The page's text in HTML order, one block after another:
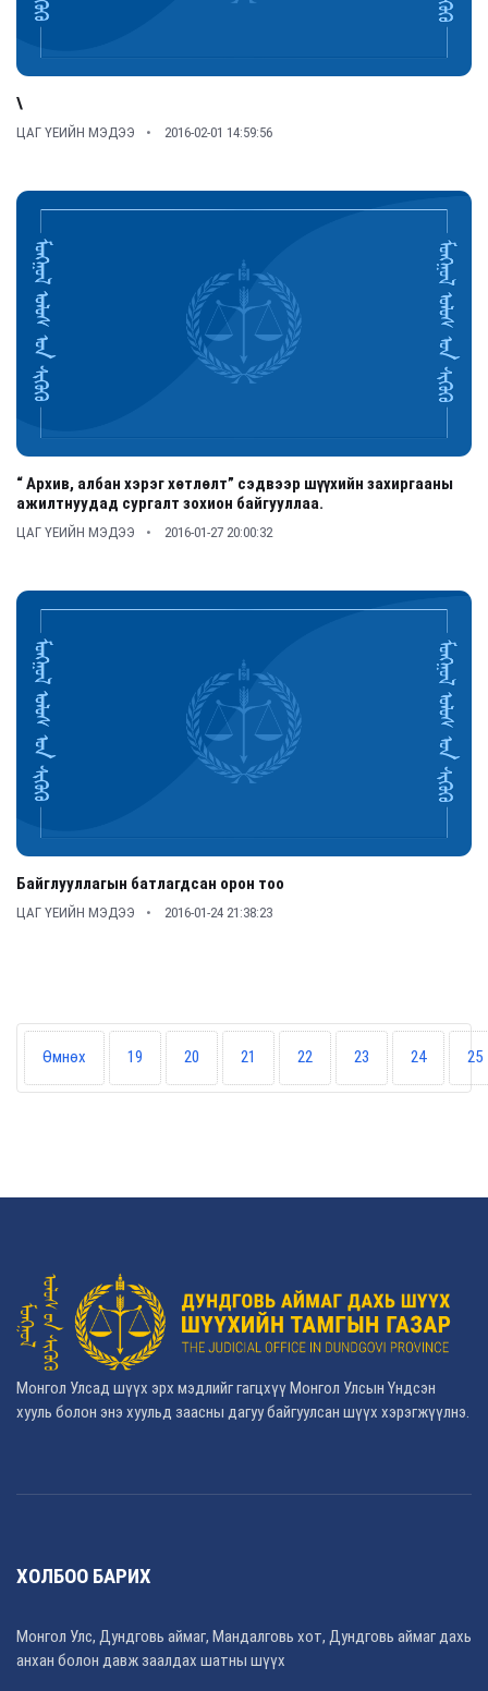
\
ЦАГ ҮЕИЙН МЭДЭЭ 2016-02-01 14:59:56
“ Архив, албан хэрэг хөтлөлт” сэдвээр шүүхийн захиргааны
ажилтнуудад сургалт зохион байгууллаа.
ЦАГ ҮЕИЙН МЭДЭЭ 2016-01-27 20:00:32
Байглууллагын батлагдсан орон тоо
ЦАГ ҮЕИЙН МЭДЭЭ 2016-01-24 21:38:23
Өмнөх 19 20 21 22 23 24 25
Монгол Улсад шүүх эрх мэдлийг гагцхүү Монгол Улсын Үндсэн
хууль болон энэ хуульд заасны дагуу байгуулсан шүүх хэрэгжүүлнэ.
ХОЛБОО БАРИХ
Монгол Улс, Дундговь аймаг, Мандалговь хот, Дундговь аймаг дахь
анхан болон давж заалдах шатны шүүх